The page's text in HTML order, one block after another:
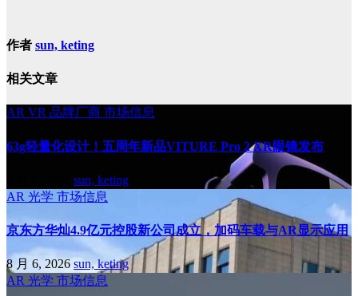
作者 sun, keting
相关文章
AR VR 品牌厂商 市场信息
63g轻量化设计！五周年新品VITURE Pro 2 XR眼镜发布
sun, keting
AR 光学 市场信息
京东方华灿4.9亿元控股新公司成立，加码车载与AR显示应用
8 月 6, 2026 sun, keting
AR 光学 市场信息